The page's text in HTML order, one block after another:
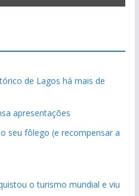
de Lagos há mais de
apresentações
seu fôlego (e recompensar a
o turismo mundial e viu